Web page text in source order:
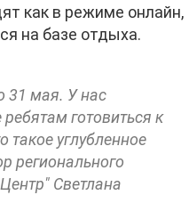
как в режиме онлайн,
на базе отдыха.
31 мая. У нас
готовиться к
такое углубленное
регионального
Светлана